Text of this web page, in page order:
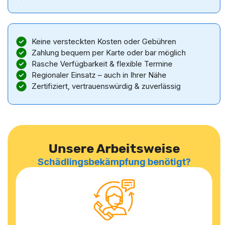
Keine versteckten Kosten oder Gebühren
Zahlung bequem per Karte oder bar möglich
Rasche Verfügbarkeit & flexible Termine
Regionaler Einsatz – auch in Ihrer Nähe
Zertifiziert, vertrauenswürdig & zuverlässig
Unsere Arbeitsweise
Schädlingsbekämpfung benötigt?